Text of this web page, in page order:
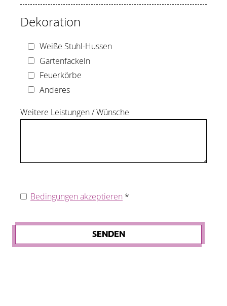
Dekoration
Weiße Stuhl-Hussen
Gartenfackeln
Feuerkörbe
Anderes
Weitere Leistungen / Wünsche
Impressum
Bedingungen akzeptieren *
SENDEN